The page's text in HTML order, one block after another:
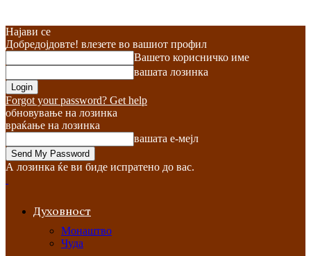
Најави се
Добредојдовте! влезете во вашиот профил
Вашето корисничко име
вашата лозинка
Forgot your password? Get help
обновување на лозинка
враќање на лозинка
вашата е-мејл
А лозинка ќе ви биде испратено до вас.
Духовност
Монаштво
Чуда